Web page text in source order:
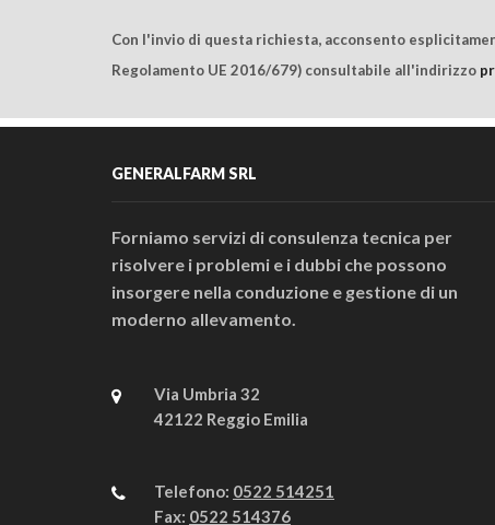
Con l'invio di questa richiesta, acconsento
Regolamento UE 2016/679) consultabile all'indirizzo
GENERALFARM SRL
Forniamo servizi di consulenza tecnica per
risolvere i problemi e i dubbi che possono
insorgere nella conduzione e gestione di un
moderno allevamento.
Via Umbria 32
42122 Reggio Emilia
Telefono: 0522 514251
Fax: 0522 514376